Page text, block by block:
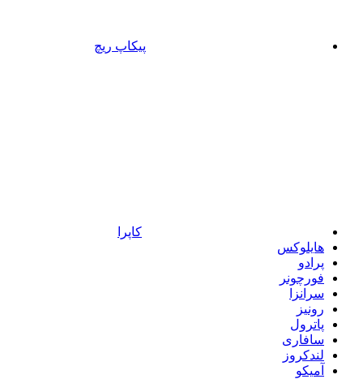
پیکاپ ریچ
کاپرا
هایلوکس
پرادو
فورچونر
سرانزا
رونیز
پاترول
سافاری
لندکروز
آمیکو